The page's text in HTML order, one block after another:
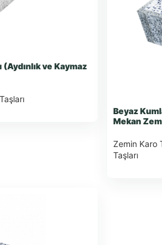
(Aydınlık ve Kaymaz
Beyaz
Mekan
Zemin Karo
Taşları